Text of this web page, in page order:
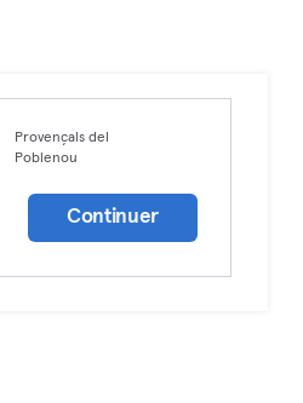
Provençals del
Poblenou
Continuer